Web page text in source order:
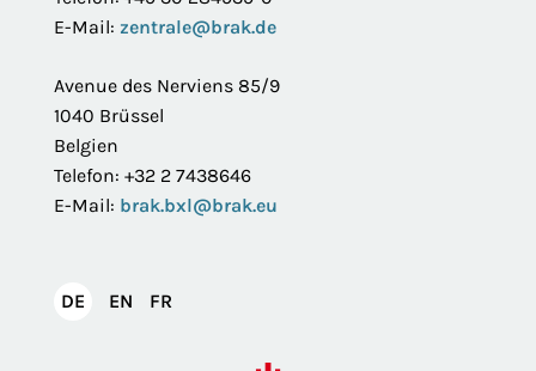
E-Mail: zentrale@brak.de
Avenue des Nerviens 85/9
1040 Brüssel
Belgien
Telefon: +32 2 7438646
E-Mail: brak.bxl@brak.eu
DEDeutsch
EN English
FR